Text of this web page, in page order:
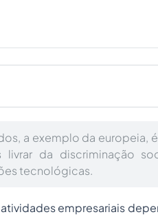
a exemplo da europeia,
da discriminação
tecnológicas.
empresariais